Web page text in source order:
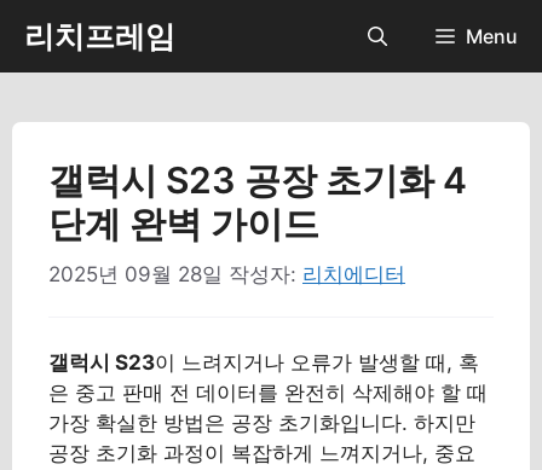
츠
건
리치프레임 Menu
갤럭시 S23 공장 초기화 4
단계 완벽 가이드
2025년 09월 28일 작성자: 리치에디터
갤럭시 S23이 느려지거나 오류가 발생할 때, 혹
은 중고 판매 전 데이터를 완전히 삭제해야 할 때
가장 확실한 방법은 공장 초기화입니다. 하지만
공장 초기화 과정이 복잡하게 느껴지거나, 중요